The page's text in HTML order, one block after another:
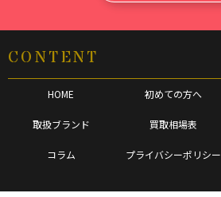
CONTENT
HOME 初めての方へ
取扱ブランド 買取相場表
コラム プライバシーポリシー